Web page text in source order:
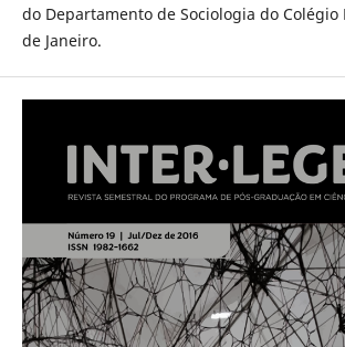
do Departamento de Sociologia do Colégio
de Janeiro.